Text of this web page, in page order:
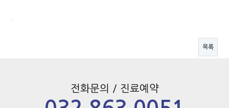
목록
전화문의 / 진료예약